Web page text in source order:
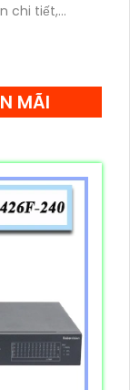
chi tiết,
MÃI